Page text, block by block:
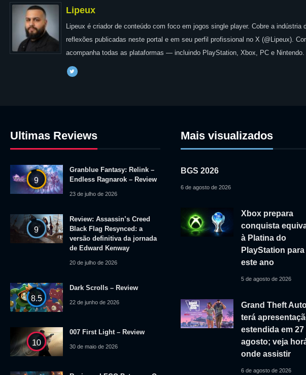
Lipeux
Lipeux é criador de conteúdo com foco em jogos single player. Cobre a
reflexões publicadas neste portal e em seu perfil profissional no X (@Lipeux).
acompanha todas as plataformas — incluindo PlayStation, Xbox, PC e Nintendo.
Ultimas Reviews
9
Granblue Fantasy: Relink –
Endless Ragnarok – Review
23 de julho de 2026
9
Review: Assassin’s Creed
Black Flag Resynced: a
versão definitiva da jornada
de Edward Kenway
20 de julho de 2026
8.5
Dark Scrolls – Review
22 de junho de 2026
10
007 First Light – Review
30 de maio de 2026
Mais visualizados
BGS 2026
6 de agosto de 2026
Xbox prepara
conquista
à Platina do
PlayStation
este ano
5 de agosto de 2026
Grand Theft Auto
terá
estendida em 27
agosto; veja
onde assistir
6 de agosto de 2026